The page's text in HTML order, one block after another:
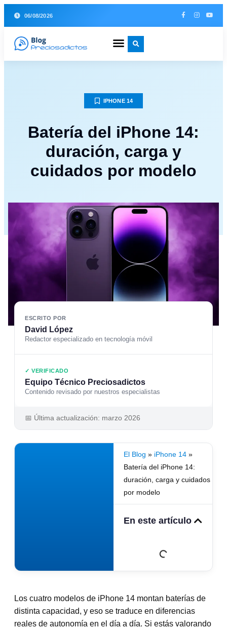
06/08/2026
IPHONE 14
Batería del iPhone 14:
duración, carga y
cuidados por modelo
ESCRITO POR
David López
Redactor especializado en tecnología móvil
✓ VERIFICADO
Equipo Técnico Preciosadictos
Contenido revisado por nuestros especialistas
📅 Última actualización: marzo 2026
El Blog » iPhone 14 »
Batería del iPhone 14:
duración, carga y cuidados
por modelo
En este artículo
Los cuatro modelos de iPhone 14 montan baterías de
distinta capacidad, y eso se traduce en diferencias
reales de autonomía en el día a día. Si estás valorando